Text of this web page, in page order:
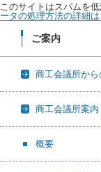
このサイトはスパムを
ータの処理方法の詳細
ご案内
商工会議所か
商工会議所案内
概要